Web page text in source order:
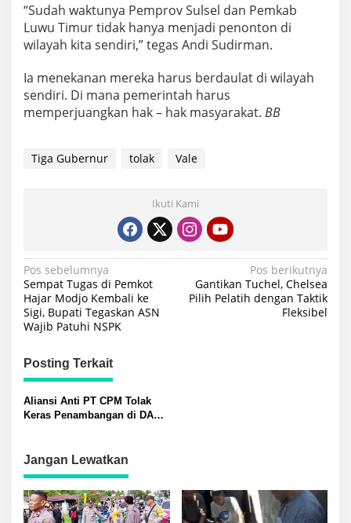
“Sudah waktunya Pemprov Sulsel dan Pemkab
Luwu Timur tidak hanya menjadi penonton di
wilayah kita sendiri,” tegas Andi Sudirman.
Ia menekanan mereka harus berdaulat di wilayah
sendiri. Di mana pemerintah harus
memperjuangkan hak – hak masyarakat. BB
Tiga Gubernur tolak Vale
Ikuti Kami
Navigasi
pos
Pos sebelumnya
Sempat Tugas di Pemkot
Hajar Modjo Kembali ke
Sigi, Bupati Tegaskan ASN
Wajib Patuhi NSPK
Pos berikutnya
Gantikan Tuchel, Chelsea
Pilih Pelatih dengan Taktik
Fleksibel
Posting Terkait
Aliansi Anti PT CPM Tolak
Keras Penambangan di DAS
Jangan Lewatkan